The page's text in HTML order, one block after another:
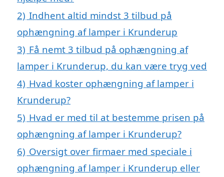
2) Indhent altid mindst 3 tilbud på
ophængning af lamper i Krunderup
3) Få nemt 3 tilbud på ophængning af
lamper i Krunderup, du kan være tryg ved
4) Hvad koster ophængning af lamper i
Krunderup?
5) Hvad er med til at bestemme prisen på
ophængning af lamper i Krunderup?
6) Oversigt over firmaer med speciale i
ophængning af lamper i Krunderup eller